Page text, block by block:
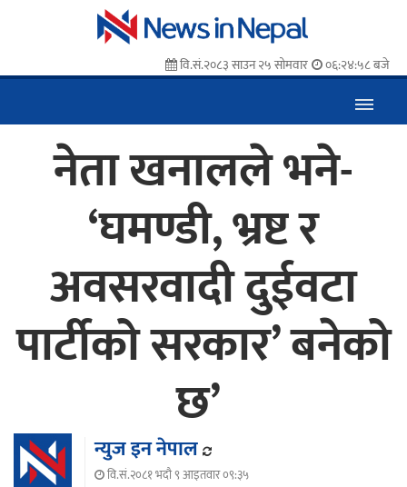
वि.सं.२०८३ साउन २५ सोमवार ०६:२४:५९ बजे
नेता खनालले भने-
‘घमण्डी, भ्रष्ट र
अवसरवादी दुईवटा
पार्टीको सरकार’ बनेको
छ’
न्युज इन नेपाल
वि.सं.२०८१ भदौ ९ आइतवार ०९:३५